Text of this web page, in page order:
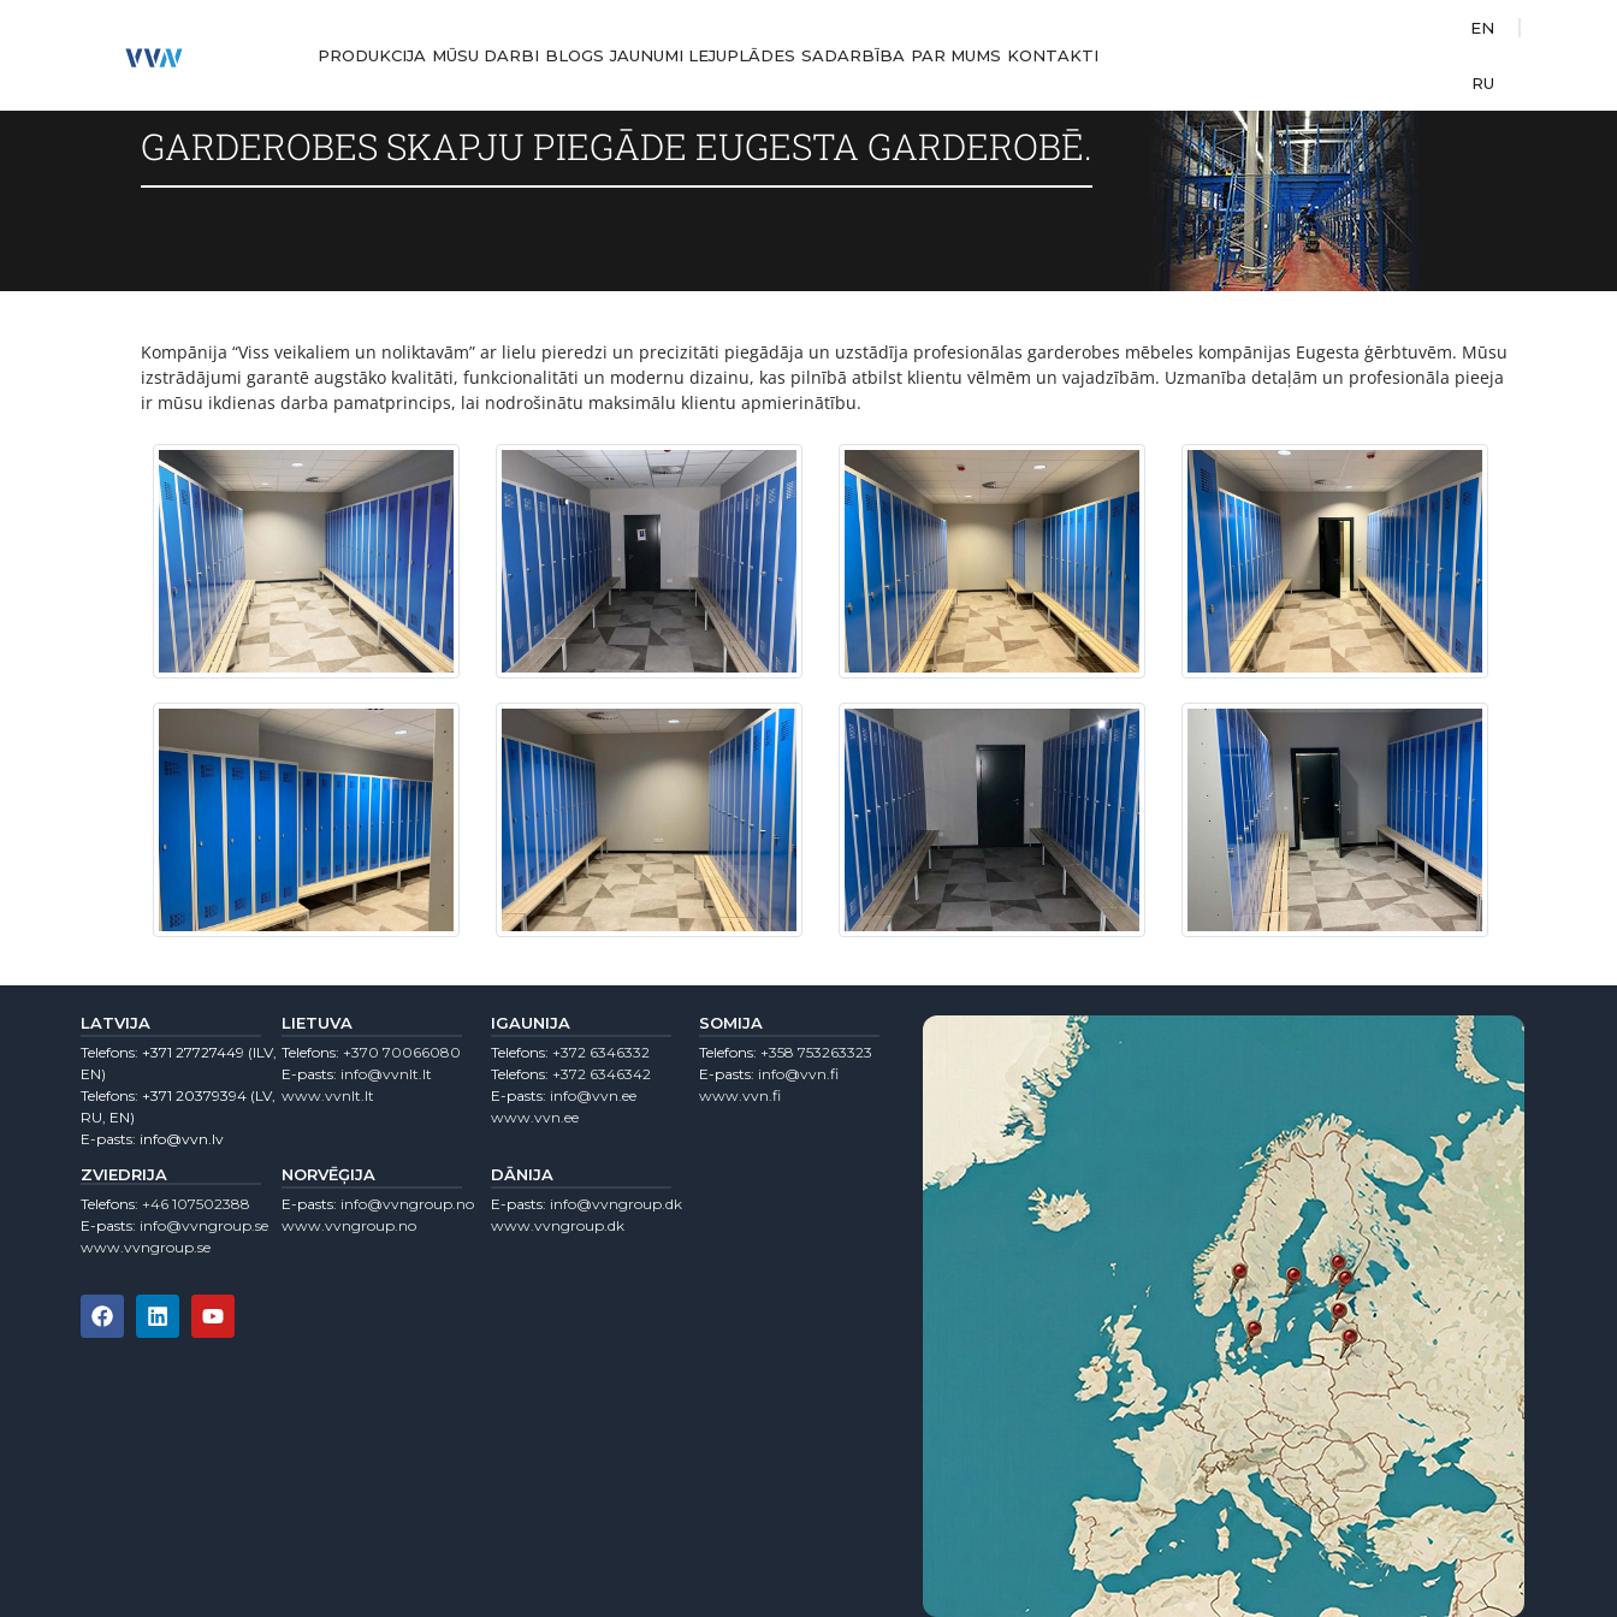
PRODUKCIJA MŪSU DARBI BLOGS JAUNUMI LEJUPLĀDES SADARBĪBA PAR MUMS KONTAKTI
EN
RU
GARDEROBES SKAPJU PIEGĀDE EUGESTA GARDEROBĒ.
Kompānija “Viss veikaliem un noliktavām” ar lielu pieredzi un precizitāti piegādāja un uzstādīja profesionālas garderobes mēbeles kompānijas Eugesta ģērbtuvēm. Mūsu
izstrādājumi garantē augstāko kvalitāti, funkcionalitāti un modernu dizainu, kas pilnībā atbilst klientu vēlmēm un vajadzībām. Uzmanība detaļām un profesionāla pieeja
ir mūsu ikdienas darba pamatprincips, lai nodrošinātu maksimālu klientu apmierinātību.
LATVIJA
Telefons:+371 27727449 (lLV,
EN)
Telefons:+371 20379394 (LV,
RU, EN)
E-pasts: info@vvn.lv
LIETUVA
Telefons: +370 70066080
E-pasts: info@vvnlt.lt
www.vvnlt.lt
IGAUNIJA
Telefons: +372 6346332
Telefons: +372 6346342
E-pasts: info@vvn.ee
www.vvn.ee
SOMIJA
Telefons: +358 753263323
E-pasts: info@vvn.fi
www.vvn.fi
ZVIEDRIJA
Telefons: +46 107502388
E-pasts: info@vvngroup.se
www.vvngroup.se
NORVĒĢIJA
E-pasts: info@vvngroup.no
www.vvngroup.no
DĀNIJA
E-pasts: info@vvngroup.dk
www.vvngroup.dk